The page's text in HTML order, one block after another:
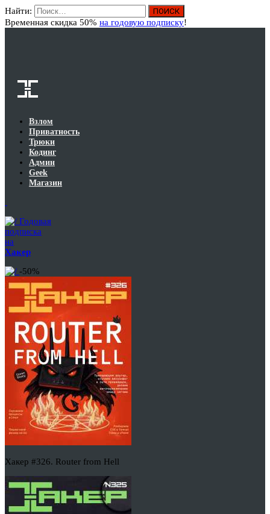
Найти:
Временная скидка 50% на годовую подписку!
Взлом
Приватность
Трюки
Кодинг
Админ
Geek
Магазин
Годовая
подписка
на
Хакер
-50%
Хакер #326. Router from Hell